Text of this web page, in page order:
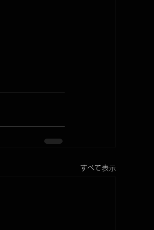
すべて表示